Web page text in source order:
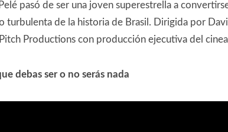
pasó de ser una joven superestrella a
turbulenta de la historia de Brasil. Dirigida por
Productions con producción ejecutiva del
debas ser o no serás nada